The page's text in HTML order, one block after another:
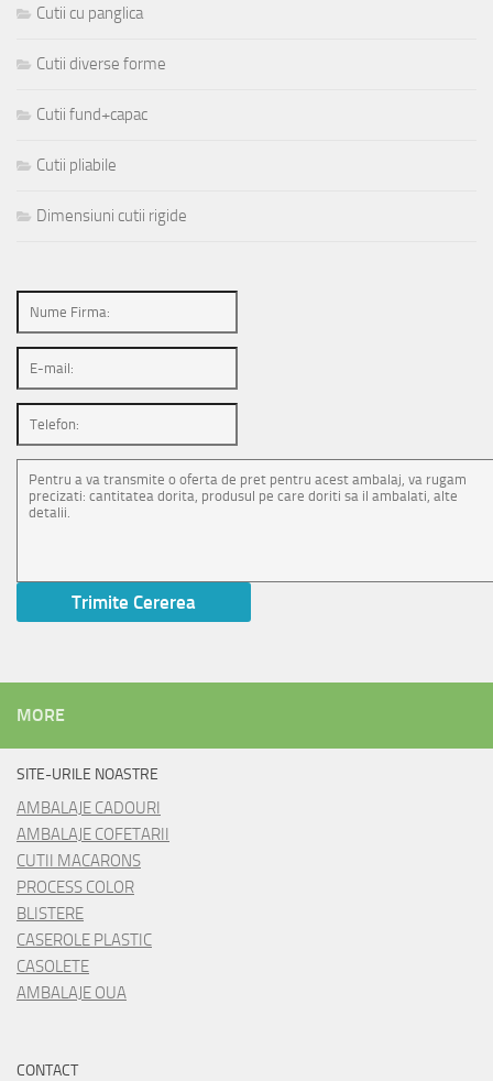
Cutii cu panglica
Cutii diverse forme
Cutii fund+capac
Cutii pliabile
Dimensiuni cutii rigide
MORE
SITE-URILE NOASTRE
AMBALAJE CADOURI
AMBALAJE COFETARII
CUTII MACARONS
PROCESS COLOR
BLISTERE
CASEROLE PLASTIC
CASOLETE
AMBALAJE OUA
CONTACT